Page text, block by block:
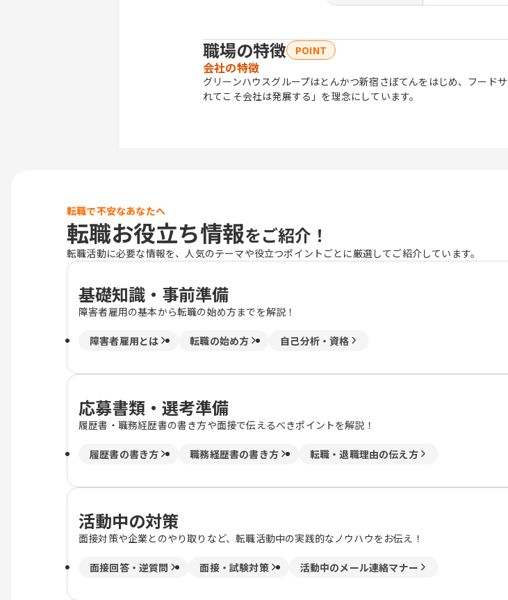
職場の特徴 POINT
会社の特徴
グリーンハウスグループはとんかつ新宿さぼてんをはじめ、フード
れてこそ会社は発展する」を理念にしています。
転職で不安なあなたへ
転職お役立ち情報をご紹介！
転職活動に必要な情報を、人気のテーマや役立つポイントごとに厳選してご紹介しています。
基礎知識・事前準備
障害者雇用の基本から転職の始め方までを解説！
障害者雇用とは 転職の始め方 自己分析・資格
応募書類・選考準備
履歴書・職務経歴書の書き方や面接で伝えるべきポイントを解説！
履歴書の書き方 職務経歴書の書き方 転職・退職理由の伝え方
活動中の対策
面接対策や企業とのやり取りなど、転職活動中の実践的なノウハウをお伝え！
面接回答・逆質問 面接・試験対策 活動中のメール連絡マナー